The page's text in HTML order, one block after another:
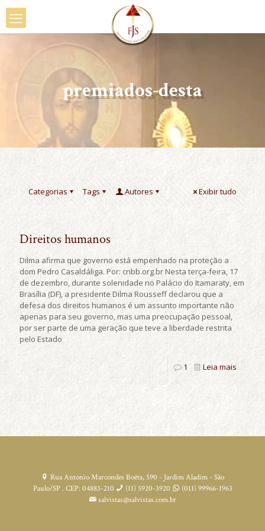
premiados-desta
Categorias Tags Autores Exibir tudo
Direitos humanos
Dilma afirma que governo está empenhado na proteção a
dom Pedro Casaldáliga. Por: cnbb.org.br Nesta terça-feira, 17
de dezembro, durante solenidade no Palácio do Itamaraty, em
Brasília (DF), a presidente Dilma Rousseff declarou que a
defesa dos direitos humanos é um assunto importante não
apenas para seu governo, mas uma preocupação pessoal,
por ser parte de uma geração que teve a liberdade restrita
pelo Estado
1 Leia mais
Rua Antonio Marcondes Boêta, 590 - Jardim Aladim - São
Paulo/SP . CEP: 04883-210
(11) 5920-3920
(011) 99966-1963
salvistas@salvistas.com.br